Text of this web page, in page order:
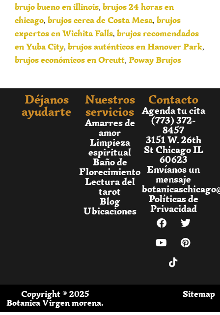
brujo bueno en illinois, brujos 24 horas en
chicago, brujos cerca de Costa Mesa, brujos
expertos en Wichita Falls, brujos recomendados
en Yuba City, brujos auténticos en Hanover Park,
brujos económicos en Orcutt, Poway Brujos
Déjanos
ayudarte
Nuestros
servicios
Amarres de
amor
Limpieza
espiritual
Baño de
Florecimiento
Lectura del
tarot
Blog
Ubicaciones
Contacto
Agenda tu cita
(773) 372-
8457
3151 W. 26th
St Chicago IL
60623
Envíanos un
mensaje
Políticas de
Privacidad
Copyright ® 2025
Botanica Virgen morena.
Sitemap